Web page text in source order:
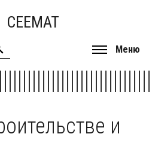
CEEMAT
Меню
и